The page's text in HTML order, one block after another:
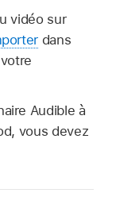
vidéo sur
dans
Audible à
vous devez